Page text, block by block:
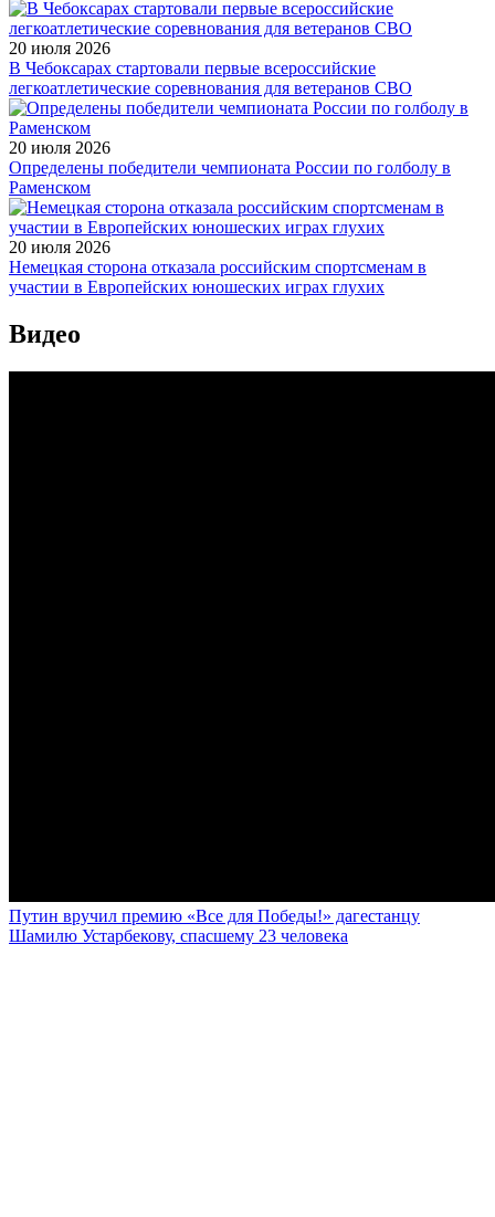
20 июля 2026
В Чебоксарах стартовали первые всероссийские
легкоатлетические соревнования для ветеранов СВО
20 июля 2026
Определены победители чемпионата России по голболу в
Раменском
20 июля 2026
Немецкая сторона отказала российским спортсменам в
участии в Европейских юношеских играх глухих
Видео
Путин вручил премию «Все для Победы!» дагестанцу
Шамилю Устарбекову, спасшему 23 человека